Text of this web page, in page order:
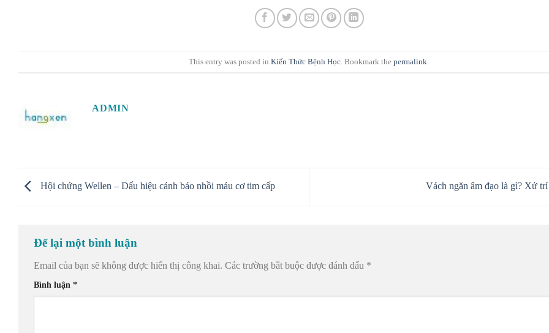
This entry was posted in Kiến Thức Bệnh Học . Bookmark the permalink
ADMIN
Hội chứng Wellen – Dấu hiệu cảnh báo nhồi máu cơ tim cấp Vách ngăn âm đạo là gì? Xử trí
Để lại một bình luận
Email của bạn sẽ không được hiển thị công khai. Các trường bắt buộc được đánh dấu *
Bình luận *